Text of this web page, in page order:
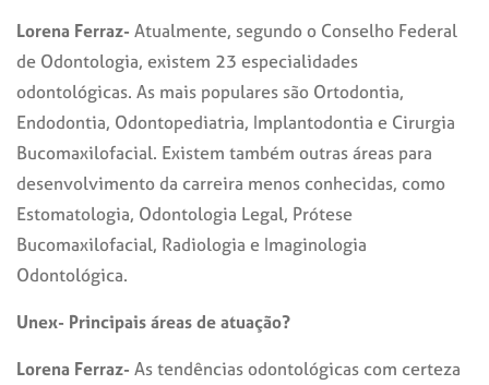
Lorena Ferraz- Atualmente, segundo o Conselho Federal
de Odontologia, existem 23 especialidades
odontológicas. As mais populares são Ortodontia,
Endodontia, Odontopediatria, Implantodontia e Cirurgia
Bucomaxilofacial. Existem também outras áreas para
desenvolvimento da carreira menos conhecidas, como
Estomatologia, Odontologia Legal, Prótese
Bucomaxilofacial, Radiologia e Imaginologia
Odontológica.
Unex- Principais áreas de atuação?
Lorena Ferraz- As tendências odontológicas com certeza